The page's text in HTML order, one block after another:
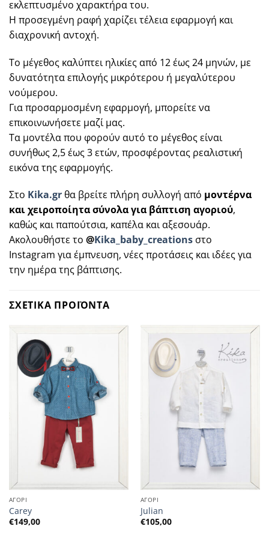
εκλεπτυσμένο χαρακτήρα του.
Η προσεγμένη ραφή χαρίζει τέλεια εφαρμογή και
διαχρονική αντοχή.
Το μέγεθος καλύπτει ηλικίες από 12 έως 24 μηνών, με
δυνατότητα επιλογής μικρότερου ή μεγαλύτερου
νούμερου.
Για προσαρμοσμένη εφαρμογή, μπορείτε να
επικοινωνήσετε μαζί μας.
Τα μοντέλα που φορούν αυτό το μέγεθος είναι
συνήθως 2,5 έως 3 ετών, προσφέροντας ρεαλιστική
εικόνα της εφαρμογής.
Στο Kika.grθα βρείτε πλήρη συλλογή από μοντέρνα
και χειροποίητα σύνολα για βάπτιση αγοριού,
καθώς και παπούτσια, καπέλα και αξεσουάρ.
Ακολουθήστε το @Kika_baby_creations στο
Instagram για έμπνευση, νέες προτάσεις και ιδέες για
την ημέρα της βάπτισης.
ΣΧΕΤΙΚΑ ΠΡΟΪΟΝΤΑ
ΑΓΟΡΙ
Carey
€149,00
ΑΓΟΡΙ
Julian
€105,00